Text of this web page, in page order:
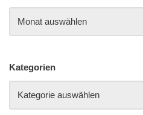
Kategorien